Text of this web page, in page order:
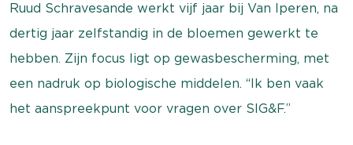
Ruud Schravesande werkt vijf jaar bij Van Iperen, na
dertig jaar zelfstandig in de bloemen gewerkt te
hebben. Zijn focus ligt op gewasbescherming, met
een nadruk op biologische middelen. “Ik ben vaak
het aanspreekpunt voor vragen over SIG&F.”